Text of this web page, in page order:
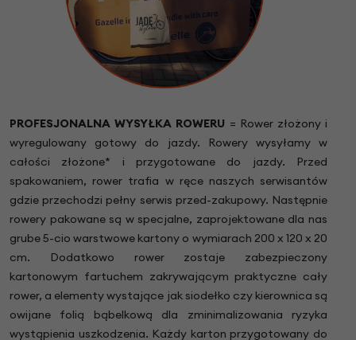
PROFESJONALNA WYSYŁKA ROWERU = Rower złożony i
wyregulowany gotowy do jazdy. Rowery wysyłamy w
całości złożone* i przygotowane do jazdy. Przed
spakowaniem, rower trafia w ręce naszych serwisantów
gdzie przechodzi pełny serwis przed-zakupowy. Następnie
rowery pakowane są w specjalne, zaprojektowane dla nas
grube 5-cio warstwowe kartony o wymiarach 200 x 120 x 20
cm. Dodatkowo rower zostaje zabezpieczony
kartonowym fartuchem zakrywającym praktyczne cały
rower, a elementy wystające jak siodełko czy kierownica są
owijane folią bąbelkową dla zminimalizowania ryzyka
wystąpienia uszkodzenia. Każdy karton przygotowany do